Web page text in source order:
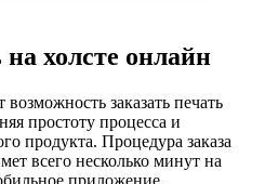
на холсте онлайн
заказать печать
простоту процесса и
продукта. Процедура заказа
всего несколько минут на